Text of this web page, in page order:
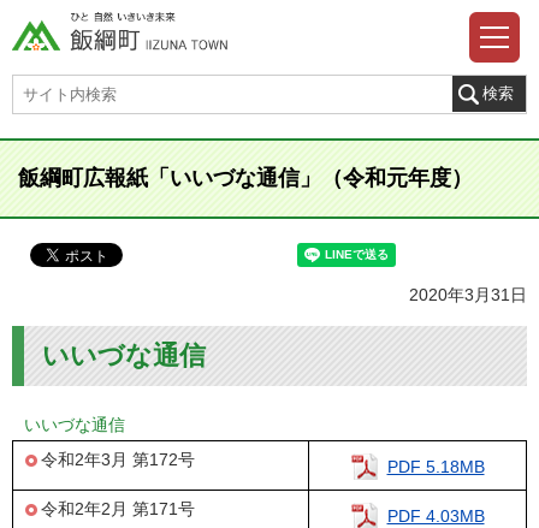
飯綱町広報紙「いいづな通信」（令和元年度）
2020年3月31日
いいづな通信
いいづな通信
令和2年3月 第172号
PDF 5.18MB
令和2年2月 第171号 PDF 4.03MB